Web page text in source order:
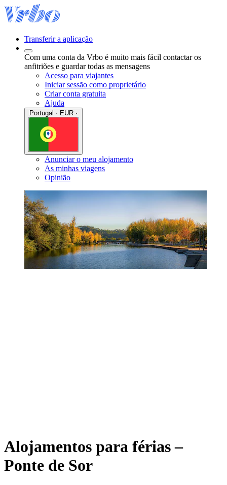
Transferir a aplicação
Com uma conta da Vrbo é muito mais fácil contactar os
anfitriões e guardar todas as mensagens
Acesso para viajantes
Iniciar sessão como proprietário
Criar conta gratuita
Ajuda
Anunciar o meu alojamento
As minhas viagens
Opinião
Alojamentos para férias –
Ponte de Sor